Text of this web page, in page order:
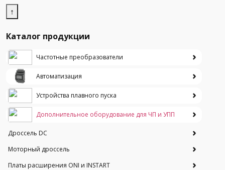
↑
Каталог продукции
Частотные преобразователи
Автоматизация
Устройства плавного пуска
Дополнительное оборудование для ЧП и УПП
Дроссель DC
Моторный дроссель
Платы расширения ONI и INSTART